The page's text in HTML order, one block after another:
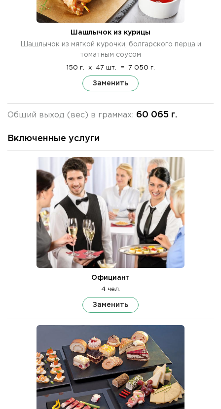
Шашлычок из курицы
Шашлычок из мягкой курочки, болгарского перца и
томатным соусом
150 г. x 47 шт. = 7 050 г.
Заменить
Общий выход (вес) в граммах: 60 065 г.
Включенные услуги
Официант
4 чел.
Заменить